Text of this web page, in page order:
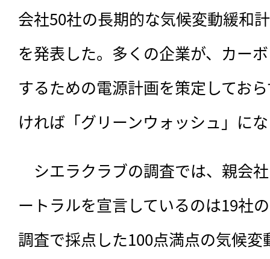
会社50社の長期的な気候変動緩和
を発表した。多くの企業が、カー
するための電源計画を策定してお
ければ「グリーンウォッシュ」に
シエラクラブの調査では、 親会
ートラルを宣言しているのは19社
調査で採点した100点満点の気候